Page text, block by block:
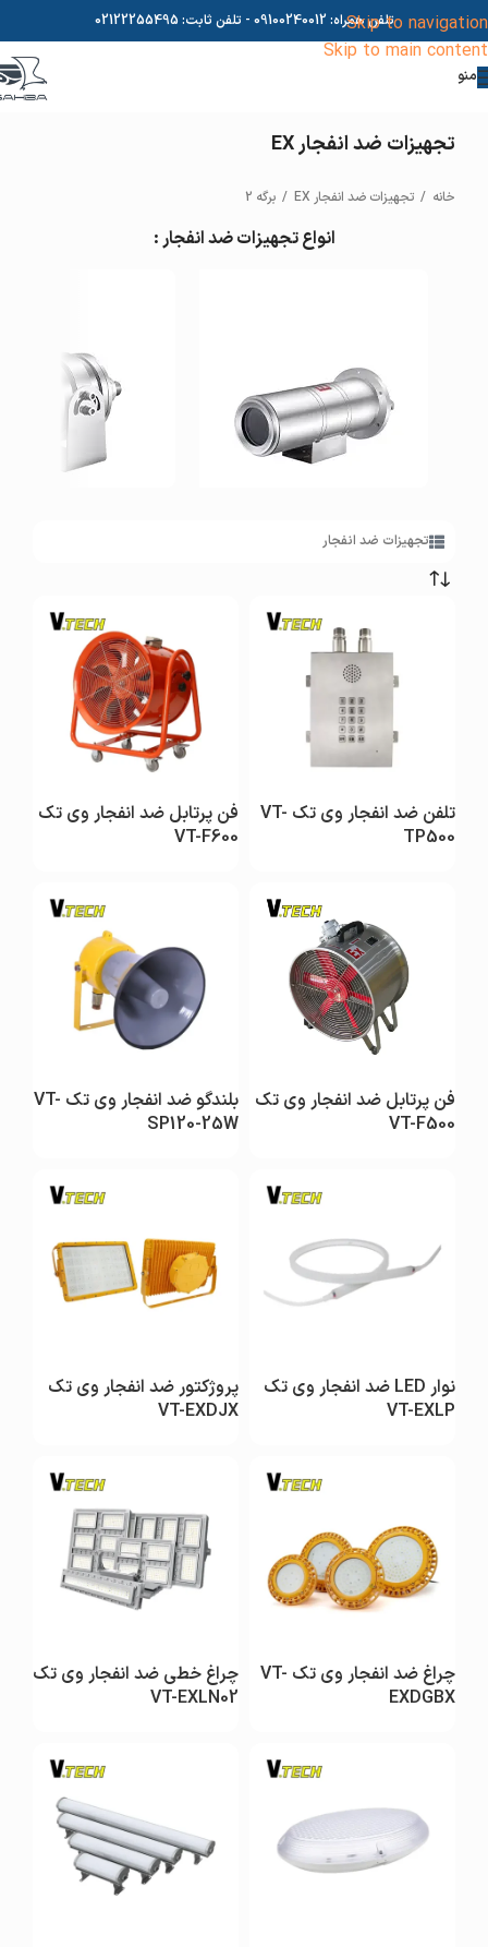
Skip to navigation
Skip to main content
تلفن همراه: 09100240012 - تلفن ثابت: 02122255495
منو
تجهیزات ضد انفجار EX
خانه / تجهیزات ضد انفجار EX / برگه 2
انواع تجهیزات ضد انفجار :
مشاهده مشاهده
تجهیزات ضد انفجار
تلفن ضد انفجار وی تک VT-
TP500
فن پرتابل ضد انفجار وی تک
VT-F600
فن پرتابل ضد انفجار وی تک
VT-F500
بلندگو ضد انفجار وی تک VT-
SP120-25W
نوار LED ضد انفجار وی تک
VT-EXLP
پروژکتور ضد انفجار وی تک
VT-EXDJX
چراغ ضد انفجار وی تک VT-
EXDGBX
چراغ خطی ضد انفجار وی تک
VT-EXLN02